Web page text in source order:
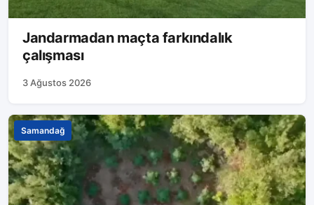
Jandarmadan maçta farkındalık
çalışması
3 Ağustos 2026
Samandağ